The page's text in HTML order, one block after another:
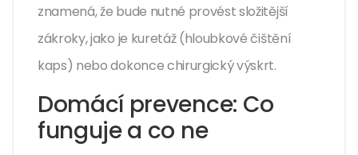
znamená, že bude nutné provést složitější
zákroky, jako je kuretáž (hloubkové čištění
kaps) nebo dokonce chirurgický výskrt.
Domácí prevence: Co
funguje a co ne